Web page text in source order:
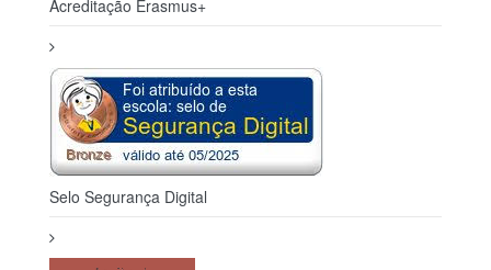
Selo Segurança Digital